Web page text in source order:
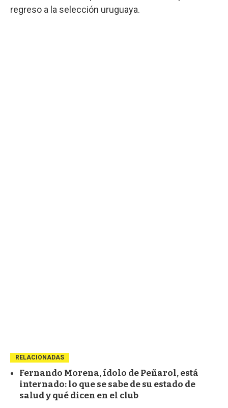
regreso a la selección uruguaya.
RELACIONADAS
Fernando Morena, ídolo de Peñarol, está
internado: lo que se sabe de su estado de
salud y qué dicen en el club